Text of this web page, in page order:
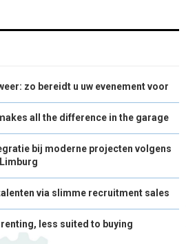
zo bereidt u uw evenement voor
all the difference in the garage
bij moderne projecten volgens
via slimme recruitment sales
less suited to buying